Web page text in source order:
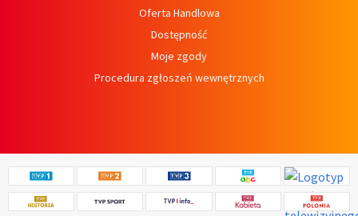
Oferta Handlowa
Dostępność
Moje zgody
Procedura zgłoszeń wewnętrznych